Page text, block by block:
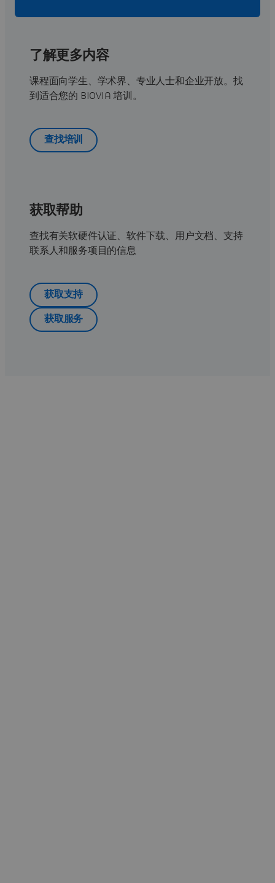
了解更多内容
课程面向学生、学术界、专业人士和企业开放。找
到适合您的 BIOVIA 培训。
查找培训
获取帮助
查找有关软硬件认证、软件下载、用户文档、支持
联系人和服务项目的信息
获取支持
获取服务